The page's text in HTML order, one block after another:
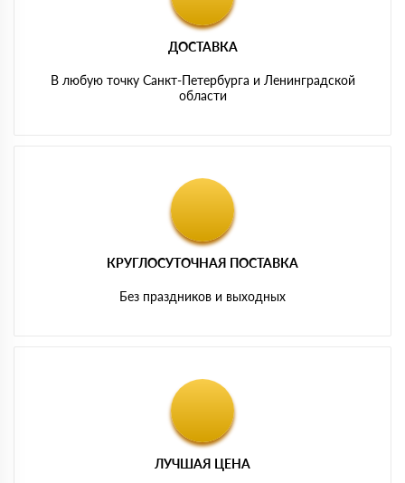
ДОСТАВКА
В любую точку Санкт-Петербурга и Ленинградской
области
КРУГЛОСУТОЧНАЯ ПОСТАВКА
Без праздников и выходных
ЛУЧШАЯ ЦЕНА